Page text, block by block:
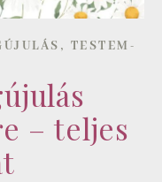
, TESTEM-
– teljes